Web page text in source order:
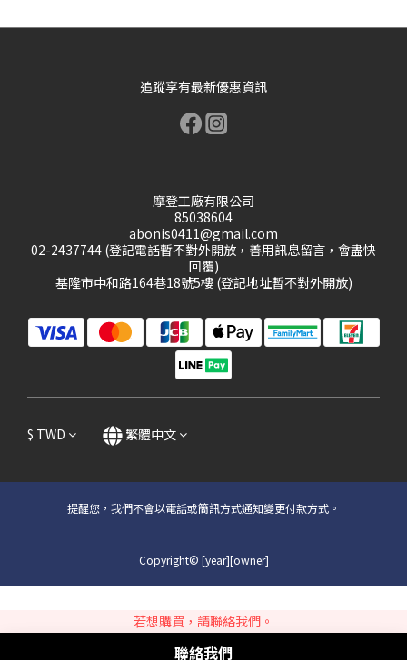
若想購買，請聯絡我們。
聯絡我們
追蹤享有最新優惠資訊
摩登工廠有限公司
85038604
abonis0411@gmail.com
02-2437744 (登記電話暫不對外開放，善用訊息留言，會盡快
回覆)
基隆市中和路164巷18號5樓 (登記地址暫不對外開放)
$ TWD 繁體中文
提醒您，我們不會以電話或簡訊方式通知變更付款方式。
Copyright© [year][owner]